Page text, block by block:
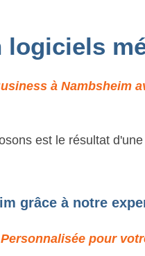
logiciels
à Nambsheim
est le résultat
grâce à notre
pour